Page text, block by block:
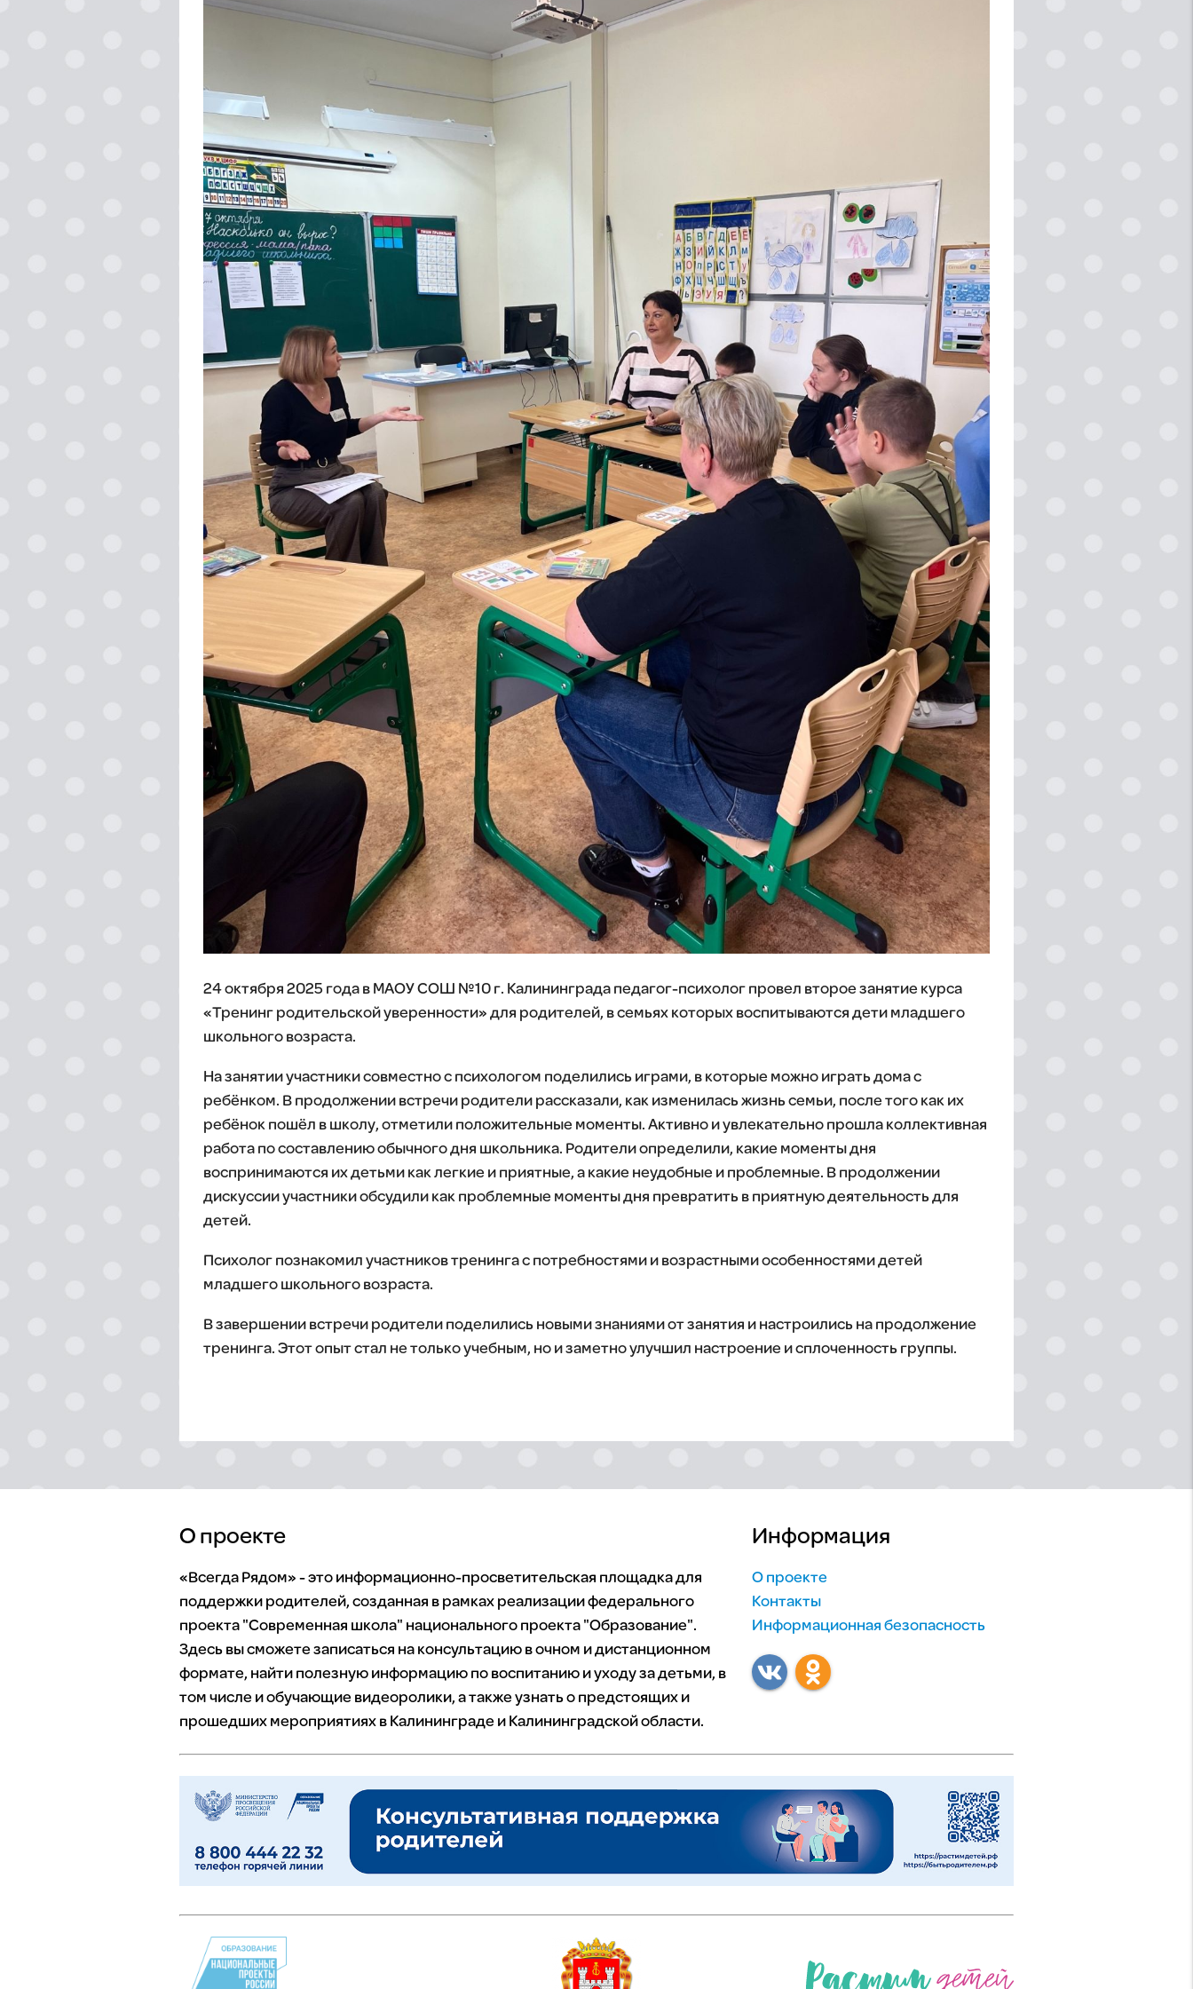
24 октября 2025 года в МАОУ СОШ №10 г. Калининграда педагог-психолог провел второе занятие курса
«Тренинг родительской уверенности» для родителей, в семьях которых воспитываются дети младшего
школьного возраста.
На занятии участники совместно с психологом поделились играми, в которые можно играть дома с
ребёнком. В продолжении встречи родители рассказали, как изменилась жизнь семьи, после того как их
ребёнок пошёл в школу, отметили положительные моменты. Активно и увлекательно прошла коллективная
работа по составлению обычного дня школьника. Родители определили, какие моменты дня
воспринимаются их детьми как легкие и приятные, а какие неудобные и проблемные. В продолжении
дискуссии участники обсудили как проблемные моменты дня превратить в приятную деятельность для
детей.
Психолог познакомил участников тренинга с потребностями и возрастными особенностями детей
младшего школьного возраста.
В завершении встречи родители поделились новыми знаниями от занятия и настроились на продолжение
тренинга. Этот опыт стал не только учебным, но и заметно улучшил настроение и сплоченность группы.
О проекте
«Всегда Рядом» - это информационно-просветительская площадка для
поддержки родителей, созданная в рамках реализации федерального
проекта "Современная школа" национального проекта "Образование".
Здесь вы сможете записаться на консультацию в очном и дистанционном
формате, найти полезную информацию по воспитанию и уходу за детьми, в
том числе и обучающие видеоролики, а также узнать о предстоящих и
прошедших мероприятиях в Калининграде и Калининградской области.
Информация
О проекте
Контакты
Информационная безопасность